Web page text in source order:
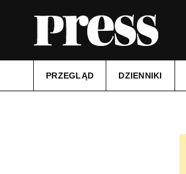
PRZEGLĄD DZIENNIKI